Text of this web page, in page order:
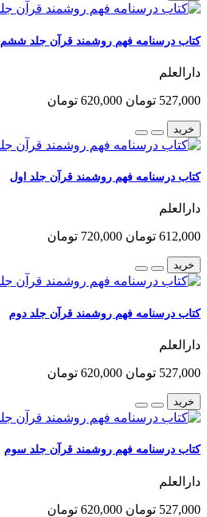
کتاب درسنامه فهم روشمند قرآن جلد ششم
دارالعلم
527,000 تومان 620,000 تومان
خرید
کتاب درسنامه فهم روشمند قرآن جلد اول
دارالعلم
612,000 تومان 720,000 تومان
خرید
کتاب درسنامه فهم روشمند قرآن جلد دوم
دارالعلم
527,000 تومان 620,000 تومان
خرید
کتاب درسنامه فهم روشمند قرآن جلد سوم
دارالعلم
527,000 تومان 620,000 تومان